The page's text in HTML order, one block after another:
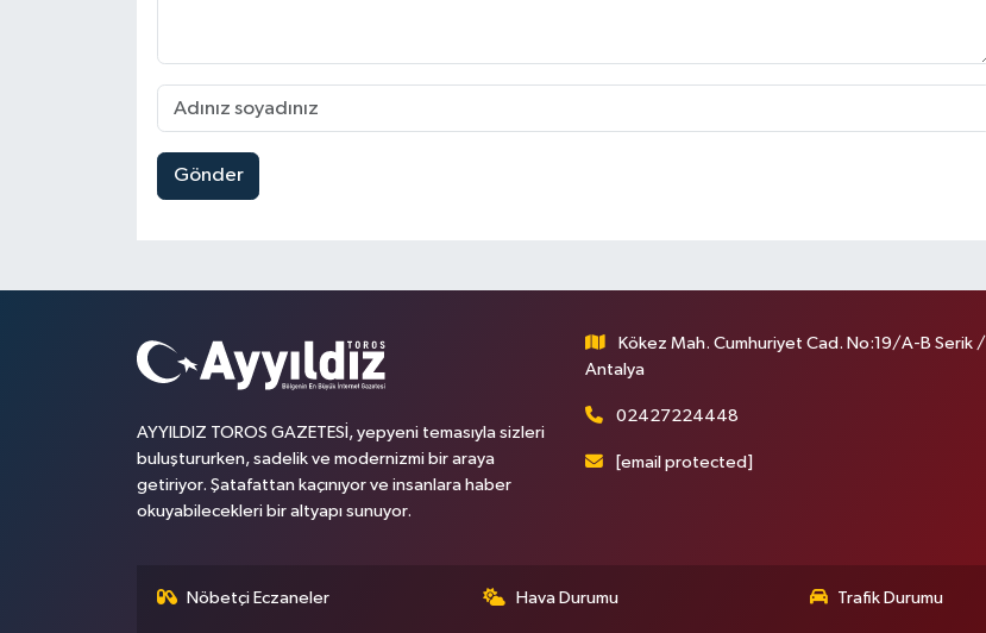
Gönder
AYYILDIZ TOROS GAZETESİ, yepyeni temasıyla sizleri
buluştururken, sadelik ve modernizmi bir araya
getiriyor. Şatafattan kaçınıyor ve insanlara haber
okuyabilecekleri bir altyapı sunuyor.
Kökez Mah. Cumhuriyet Cad. No:19/A-B Serik /
Antalya
02427224448
[email protected]
Nöbetçi Eczaneler Hava Durumu Trafik Durumu